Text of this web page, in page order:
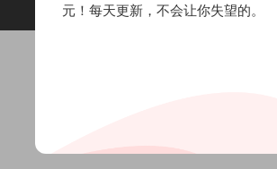
者所有，如有侵权，请联系删除。
元！每天更新，不会让你失望的。